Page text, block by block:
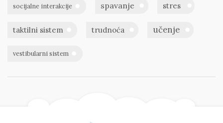
socijalne interakcije spavanje stres
taktilni sistem trudnoća učenje
vestibularni sistem